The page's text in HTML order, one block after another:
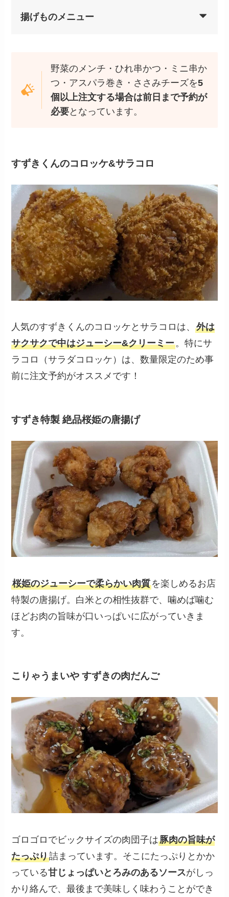
揚げものメニュー
野菜のメンチ・ひれ串かつ・ミニ串か
つ・アスパラ巻き・ささみチーズを5
個以上注文する場合は前日まで予約が
必要となっています。
すずきくんのコロッケ&サラコロ
人気のすずきくんのコロッケとサラコロは、外は
サクサクで中はジューシー&クリーミー。特にサ
ラコロ（サラダコロッケ）は、数量限定のため事
前に注文予約がオススメです！
すずき特製 絶品桜姫の唐揚げ
桜姫のジューシーで柔らかい肉質を楽しめるお店
特製の唐揚げ。白米との相性抜群で、噛めば噛む
ほどお肉の旨味が口いっぱいに広がっていきま
す。
こりゃうまいや すずきの肉だんご
ゴロゴロでビックサイズの肉団子は豚肉の旨味が
たっぷり詰まっています。そこにたっぷりとかか
っている甘じょっぱいとろみのあるソースがしっ
かり絡んで、最後まで美味しく味わうことができ